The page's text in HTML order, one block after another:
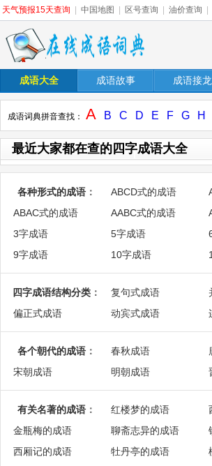
天气预报15天查询 中国地图 区号查询 油价查询
成语大全 成语故事 成语接龙
成语词典拼音查找： A B C D E F G H
最近大家都在查的四字成语大全
各种形式的成语 ： ABCD式的成语
ABAC式的成语
AABC式的成语
3字成语
5字成语
9字成语
10字成语
四字成语结构分类 ： 复句式成语
偏正式成语
动宾式成语
各个朝代的成语 ： 春秋成语
宋朝成语
明朝成语
有关名著的成语 ： 红楼梦的成语
金瓶梅的成语
聊斋志异的成语
西厢记的成语
牡丹亭的成语